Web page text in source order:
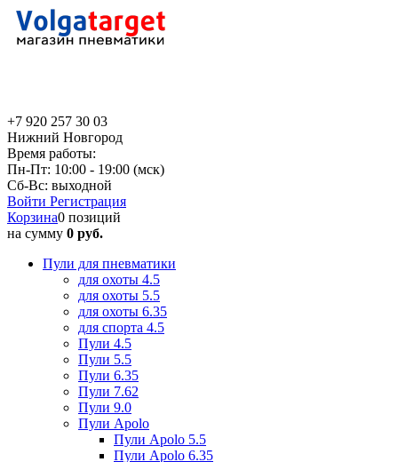
+7 920 257 30 03
Нижний Новгород
Время работы:
Пн-Пт: 10:00 - 19:00 (мск)
Сб-Вс: выходной
Войти Регистрация
Корзина0 позиций
на сумму 0 руб.
Пули для пневматики
для охоты 4.5
для охоты 5.5
для охоты 6.35
для спорта 4.5
Пули 4.5
Пули 5.5
Пули 6.35
Пули 7.62
Пули 9.0
Пули Apolo
Пули Apolo 5.5
Пули Apolo 6.35